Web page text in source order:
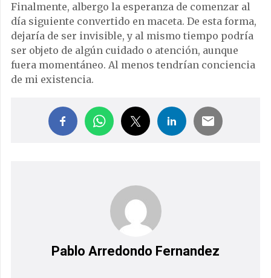
Finalmente, albergo la esperanza de comenzar al
día siguiente convertido en maceta. De esta forma,
dejaría de ser invisible, y al mismo tiempo podría
ser objeto de algún cuidado o atención, aunque
fuera momentáneo. Al menos tendrían conciencia
de mi existencia.
Pablo Arredondo Fernandez